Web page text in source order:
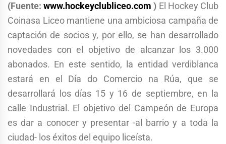
(Fuente:www.hockeyclubliceo.com ) El Hockey Club
Coinasa Liceo mantiene una ambiciosa campaña de
captación de socios y, por ello, se han desarrollado
novedades con el objetivo de alcanzar los 3.000
abonados. En este sentido, la entidad verdiblanca
estará en el Día do Comercio na Rúa, que se
desarrollará los días 15 y 16 de septiembre, en la
calle Industrial. El objetivo del Campeón de Europa
es dar a conocer y presentar -al barrio y a toda la
ciudad- los éxitos del equipo liceísta.